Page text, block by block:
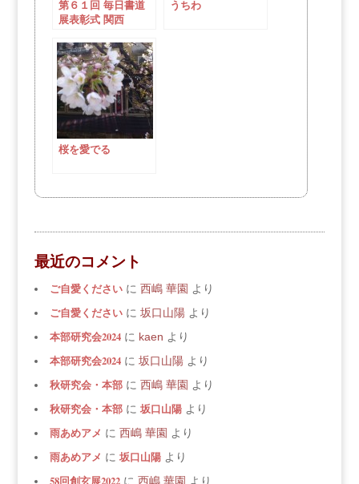
第６１回 毎日書道
展表彰式 関西
うちわ
桜を愛でる
最近のコメント
ご自愛くださいに 西嶋 華園 より
ご自愛くださいに 坂口山陽より
本部研究会2024に kaen より
本部研究会2024に 坂口山陽より
秋研究会・本部に 西嶋 華園 より
秋研究会・本部に 坂口山陽より
雨あめアメ に 西嶋 華園 より
雨あめアメ に 坂口山陽より
58回創玄展2022に 西嶋 華園 より